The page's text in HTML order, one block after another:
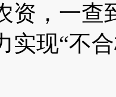
资，一查
实现“不